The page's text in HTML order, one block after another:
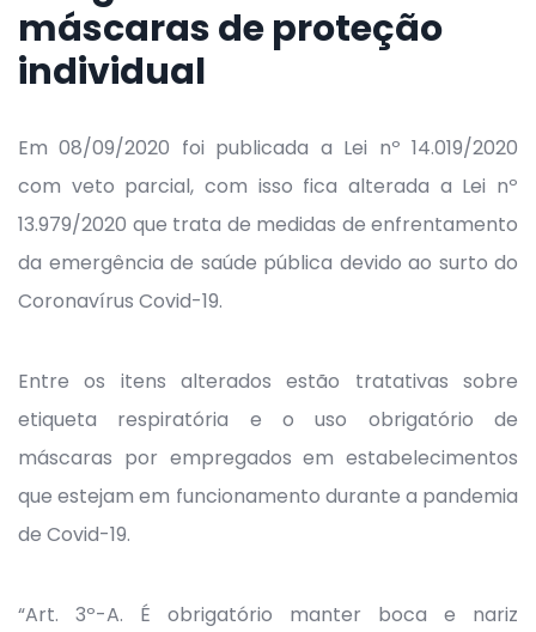
máscaras de proteção
individual
Em 08/09/2020 foi publicada a Lei nº 14.019/2020
com veto parcial, com isso fica alterada a Lei nº
13.979/2020 que trata de medidas de enfrentamento
da emergência de saúde pública devido ao surto do
Coronavírus Covid-19.
Entre os itens alterados estão tratativas sobre
etiqueta respiratória e o uso obrigatório de
máscaras por empregados em estabelecimentos
que estejam em funcionamento durante a pandemia
de Covid-19.
“Art. 3º-A. É obrigatório manter boca e nariz